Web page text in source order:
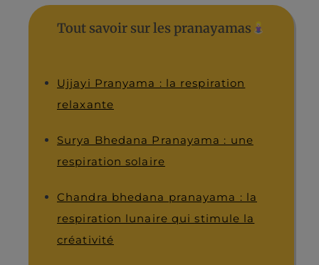
Tout savoir sur les pranayamas
Ujjayi Pranyama : la respiration
relaxante
Surya Bhedana Pranayama : une
respiration solaire
Chandra bhedana pranayama : la
respiration lunaire qui stimule la
créativité